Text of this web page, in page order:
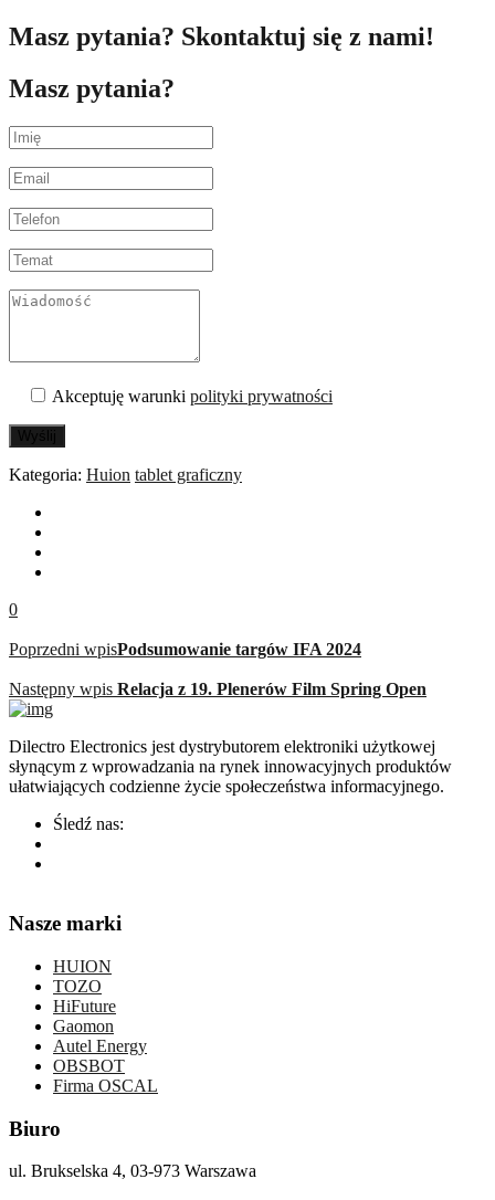
Masz pytania? Skontaktuj się z nami!
Masz pytania?
Akceptuję warunki polityki prywatności
Wyślij
Kategoria: Huion tablet graficzny
0
Poprzedni wpisPodsumowanie targów IFA 2024
Następny wpis Relacja z 19. Plenerów Film Spring Open
Dilectro Electronics jest dystrybutorem elektroniki użytkowej
słynącym z wprowadzania na rynek innowacyjnych produktów
ułatwiających codzienne życie społeczeństwa informacyjnego.
Śledź nas:
Nasze marki
HUION
TOZO
HiFuture
Gaomon
Autel Energy
OBSBOT
Firma OSCAL
Biuro
ul. Brukselska 4, 03-973 Warszawa